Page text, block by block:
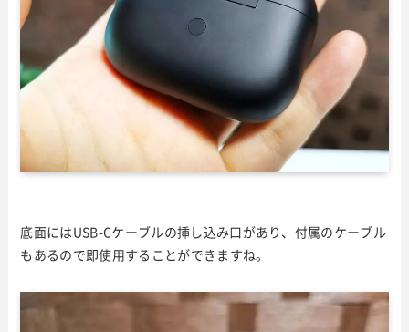
底面にはUSB-Cケーブルの挿し込み口があり、付属のケーブル
もあるので即使用することができますね。